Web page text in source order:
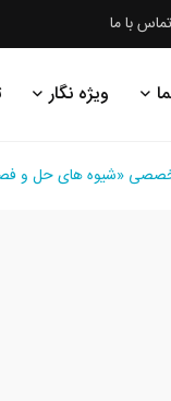
تماس با ما
ویژه نگار
«شیوه های حل و فصل